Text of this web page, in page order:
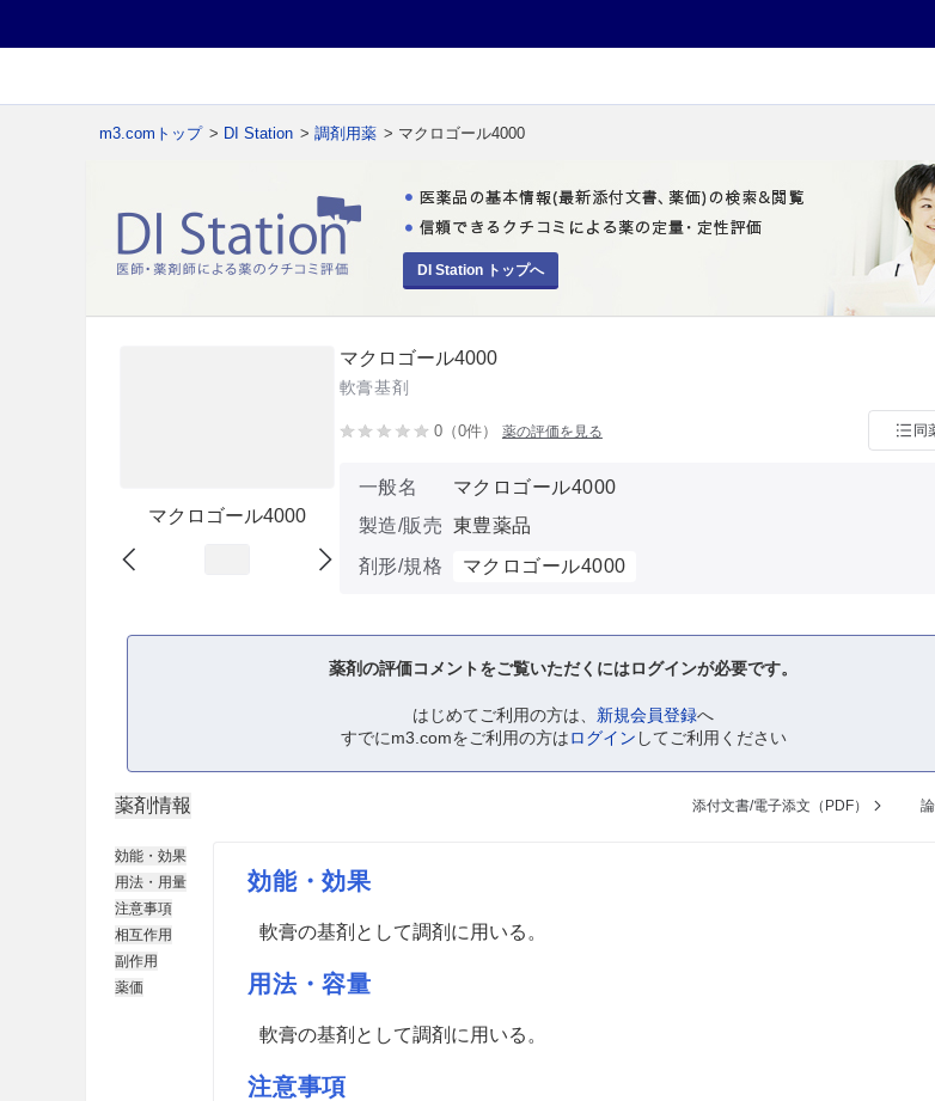
m3.comトップ > DI Station > 調剤用薬 > マクロゴール4000
DI Station トップへ
マクロゴール4000
マクロゴール4000
軟膏基剤
0（0件） 薬の評価を見る 同
一般名
マクロゴール4000
製造/販売 東豊薬品
剤形/規格
マクロゴール4000
薬剤の評価コメントをご覧いただくにはログインが必要です。
はじめてご利用の方は、 新規会員登録へ
すでにm3.comをご利用の方はログイン してご利用ください
薬剤情報 添付文書/電子添文（PDF）
効能・効果
用法・用量
注意事項
相互作用
副作用
薬価
効能・効果
軟膏の基剤として調剤に用いる。
用法・容量
軟膏の基剤として調剤に用いる。
注意事項